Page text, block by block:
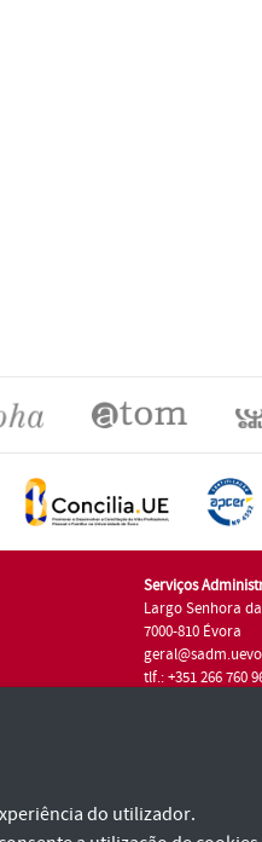
Serviços
Largo Senhora
7000-810 Évora
tlf.: +351 266 760
do utilizador.